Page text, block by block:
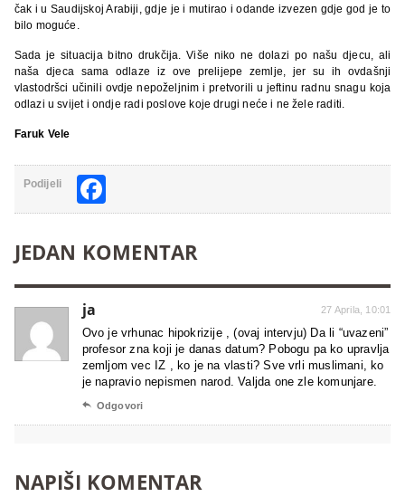
čak i u Saudijskoj Arabiji, gdje je i mutirao i odande izvezen gdje god je to
bilo moguće.
Sada je situacija bitno drukčija. Više niko ne dolazi po našu djecu, ali
naša djeca sama odlaze iz ove prelijepe zemlje, jer su ih ovdašnji
vlastodršci učinili ovdje nepoželjnim i pretvorili u jeftinu radnu snagu koja
odlazi u svijet i ondje radi poslove koje drugi neće i ne žele raditi.
Faruk Vele
Podijeli
JEDAN KOMENTAR
ja 27 Aprila, 10:01
Ovo je vrhunac hipokrizije , (ovaj intervju) Da li “uvazeni”
profesor zna koji je danas datum? Pobogu pa ko upravlja
zemljom vec IZ , ko je na vlasti? Sve vrli muslimani, ko
je napravio nepismen narod. Valjda one zle komunjare.
 Odgovori
NAPIŠI KOMENTAR